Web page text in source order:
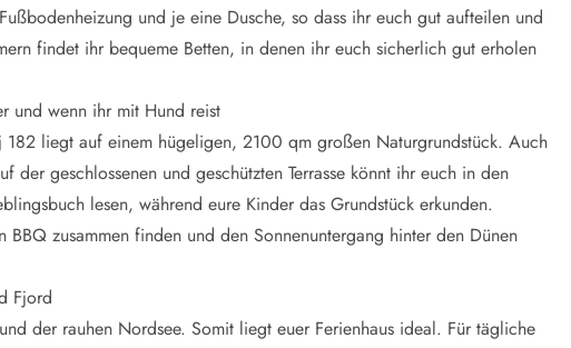
und je eine Dusche, so dass ihr euch gut aufteilen und
findet ihr bequeme Betten, in denen ihr euch sicherlich gut erholen
und wenn ihr mit Hund reist
182 liegt auf einem hügeligen, 2100 qm großen Naturgrundstück. Auch
geschlossenen und geschützten Terrasse könnt ihr euch in den
lesen, während eure Kinder das Grundstück erkunden.
zusammen finden und den Sonnenuntergang hinter den Dünen
Fjord
der rauhen Nordsee. Somit liegt euer Ferienhaus ideal. Für tägliche